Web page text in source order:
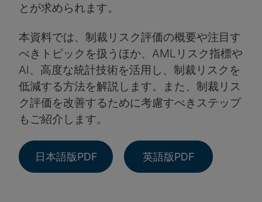
とが求められます。
本資料では、制裁リスク評価の概要や注目す
べきトピックを扱うほか、AMLリスク指標や
AI、高度な統計技術を活用し、制裁リスクを
低減する方法を解説します。また、制裁リス
ク評価を改善するために考慮すべきステップ
もご紹介します。
日本語版PDF 英語版PDF